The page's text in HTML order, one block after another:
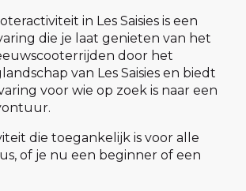
in Les Saisies is een
die je laat genieten van het
door het
van Les Saisies en biedt
voor wie op zoek is naar een
die toegankelijk is voor alle
of je nu een beginner of een